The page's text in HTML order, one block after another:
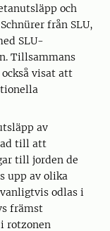
och
från SLU,
SLU-
Tillsammans
också visat att
av
till att
till jorden de
upp av olika
odlas i
främst
rotzonen